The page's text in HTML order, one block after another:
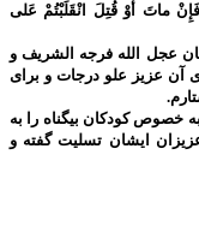
ماتَ أَوْ قُتِلَ انْقَلَبْتُمْ عَلى‌
عجل الله فرجه الشریف و
آن عزیز علو درجات و برای
خصوص کودکان بیگناه را به
ایشان تسلیت گفته و